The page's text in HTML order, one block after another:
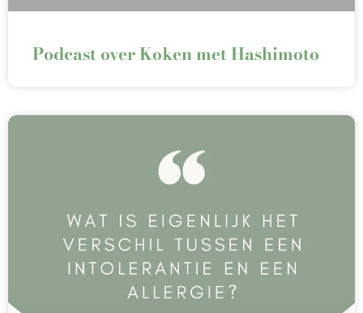
Podcast over Koken met Hashimoto